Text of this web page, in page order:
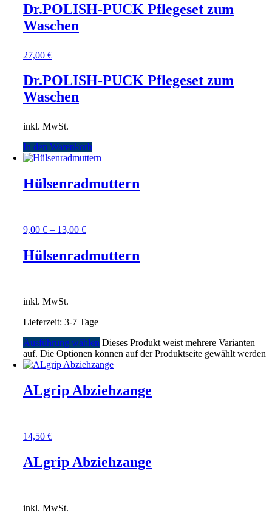
Dr.POLISH-PUCK Pflegeset zum
Waschen
27,00 €
Dr.POLISH-PUCK Pflegeset zum
Waschen
inkl. MwSt.
In den Warenkorb
Hülsenradmuttern
9,00 € – 13,00 €
Hülsenradmuttern
inkl. MwSt.
Lieferzeit: 3-7 Tage
Ausführung wählen Dieses Produkt weist mehrere Varianten
auf. Die Optionen können auf der Produktseite gewählt werden
ALgrip Abziehzange
14,50 €
ALgrip Abziehzange
inkl. MwSt.